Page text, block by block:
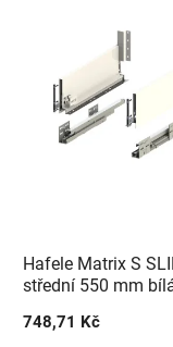
Hafele Matrix S
střední 550 mm
748,71 Kč